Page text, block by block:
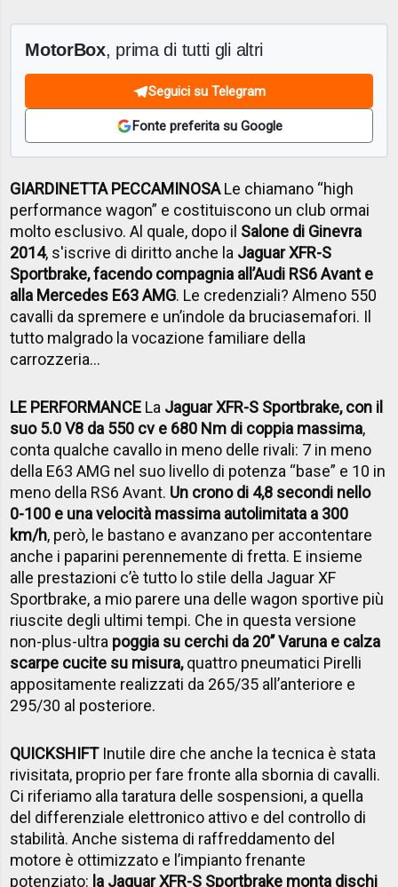
MotorBox, prima di tutti gli altri
Seguici su Telegram
Fonte preferita su Google
GIARDINETTA PECCAMINOSALe chiamano “high
performance wagon” e costituiscono un club ormai
molto esclusivo. Al quale, dopo il Salone di Ginevra
2014, s'iscrive di diritto anche la Jaguar XFR-S
Sportbrake, facendo compagnia all’Audi RS6 Avant e
alla Mercedes E63 AMG. Le credenziali? Almeno 550
cavalli da spremere e un’indole da bruciasemafori. Il
tutto malgrado la vocazione familiare della
carrozzeria…
LE PERFORMANCE La Jaguar XFR-S Sportbrake, con il
suo 5.0 V8 da 550 cv e 680 Nm di coppia massima,
conta qualche cavallo in meno delle rivali: 7 in meno
della E63 AMG nel suo livello di potenza “base” e 10 in
meno della RS6 Avant. Un crono di 4,8 secondi nello
0-100 e una velocità massima autolimitata a 300
km/h, però, le bastano e avanzano per accontentare
anche i paparini perennemente di fretta. E insieme
alle prestazioni c’è tutto lo stile della Jaguar XF
Sportbrake, a mio parere una delle wagon sportive più
riuscite degli ultimi tempi. Che in questa versione
non-plus-ultra poggia su cerchi da 20’’ Varuna e calza
scarpe cucite su misura,quattro pneumatici Pirelli
appositamente realizzati da 265/35 all’anteriore e
295/30 al posteriore.
QUICKSHIFTInutile dire che anche la tecnica è stata
rivisitata, proprio per fare fronte alla sbornia di cavalli.
Ci riferiamo alla taratura delle sospensioni, a quella
del differenziale elettronico attivo e del controllo di
stabilità. Anche sistema di raffreddamento del
motore è ottimizzato e l’impianto frenante
potenziato: la Jaguar XFR-S Sportbrake monta dischi